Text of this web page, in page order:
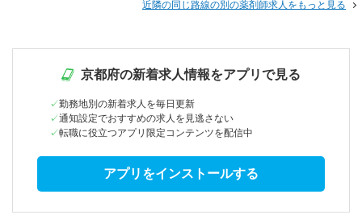
近隣の同じ路線の別の薬剤師求人をもっと見る
京都府の新着求人情報をアプリで見る
勤務地別の新着求人を毎日更新
通知設定でおすすめの求人を見逃さない
転職に役立つアプリ限定コンテンツを配信中
アプリをインストールする